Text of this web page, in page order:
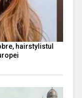
hairstylistul